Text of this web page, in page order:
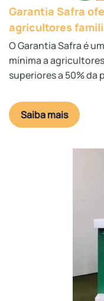
Garantia Safra
agricultores
O Garantia Safra é
mínima a
superiores a 50% da
Saiba mais